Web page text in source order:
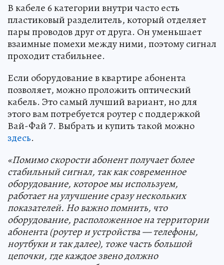
В кабеле 6 категории внутри часто есть
пластиковый разделитель, который отделяет
пары проводов друг от друга. Он уменьшает
взаимные помехи между ними, поэтому сигнал
проходит стабильнее.
Если оборудование в квартире абонента
позволяет, можно проложить оптический
кабель. Это самый лучший вариант, но для
этого вам потребуется роутер с поддержкой
Вай-Фай 7. Выбрать и купить такой можно
здесь.
«Помимо скорости абонент получает более
стабильный сигнал, так как современное
оборудование, которое мы используем,
работает на улучшение сразу нескольких
показателей. Но важно помнить, что
оборудование, расположенное на территории
абонента (роутер и устройства — телефоны,
ноутбуки и так далее), тоже часть большой
цепочки, где каждое звено должно